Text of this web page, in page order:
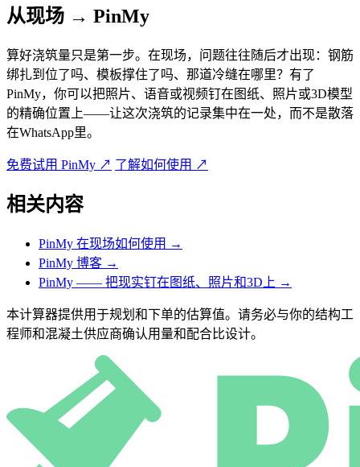
从现场 → PinMy
算好浇筑量只是第一步。在现场，问题往往随后才出现：钢筋
绑扎到位了吗、模板撑住了吗、那道冷缝在哪里？有了
PinMy，你可以把照片、语音或视频钉在图纸、照片或3D模型
的精确位置上——让这次浇筑的记录集中在一处，而不是散落
在WhatsApp里。
免费试用 PinMy ↗ 了解如何使用 ↗
相关内容
PinMy 在现场如何使用 →
PinMy 博客 →
PinMy —— 把现实钉在图纸、照片和3D上 →
本计算器提供用于规划和下单的估算值。请务必与你的结构工
程师和混凝土供应商确认用量和配合比设计。